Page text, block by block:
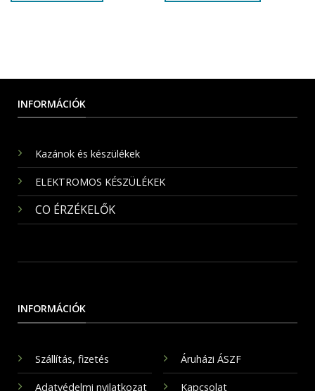
INFORMÁCIÓK
Kazánok és készülékek
ELEKTROMOS KÉSZÜLÉKEK
CO ÉRZÉKELŐK
INFORMÁCIÓK
Szállítás, fizetés
Adatvédelmi nyilatkozat
Áruházi ÁSZF
Kapcsolat